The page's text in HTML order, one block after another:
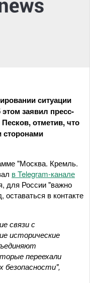
ситуации
заявил пресс-
отметив, что
сторонами
"Москва. Кремль.
в Telegram-канале
для России "важно
в контакте
связи с
исторические
переехали
безопасности",